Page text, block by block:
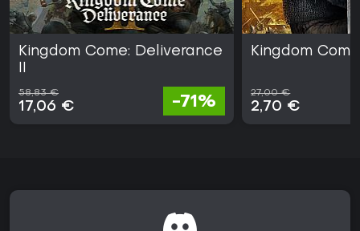
Kingdom Come: Deliverance
58,83 €
17,06 € -71%
Kingdom
27,00 €
2,70 €